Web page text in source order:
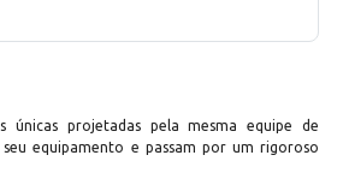
únicas projetadas pela mesma equipe de
equipamento e passam por um rigoroso